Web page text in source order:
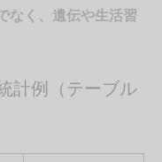
なく、遺伝や生活習
計例（テーブル